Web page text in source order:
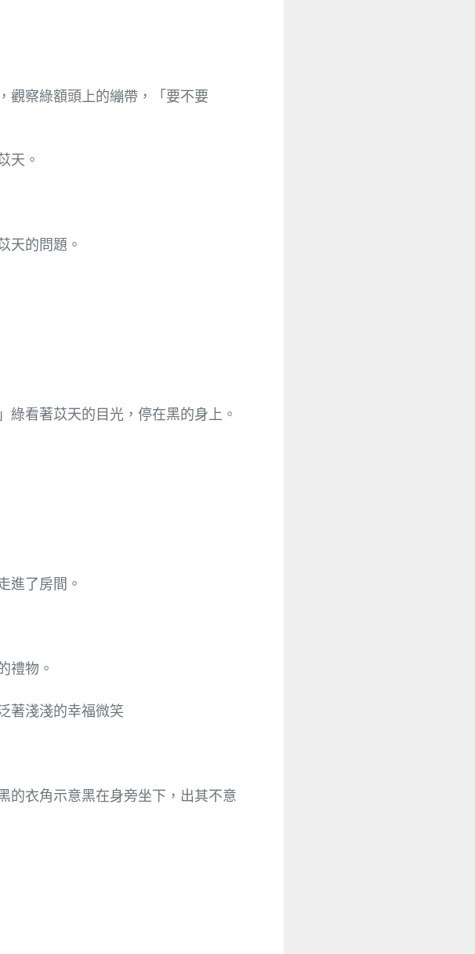
觀察綠額頭上的繃帶，「要不要
天。
天的問題。
看著苡天的目光，停在黑的身上。
進了房間。
禮物。
著淺淺的幸福微笑
的衣角示意黑在身旁坐下，出其不意